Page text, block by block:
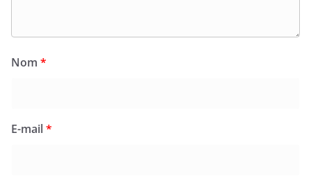
Nom *
E-mail*